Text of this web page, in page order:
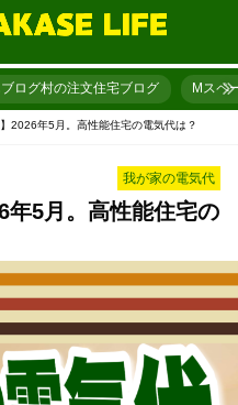
ログ村の注文住宅ブログ Mスペ
】2026年5月。高性能住宅の電気代は？
我が家の電気代
年5月。高性能住宅の